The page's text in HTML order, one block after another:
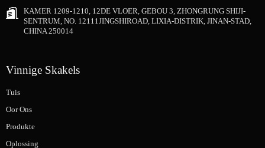
KAMER 1209-1210, 12DE VLOER, GEBOU 3, ZHONGRUNG SHIJI-
SENTRUM, NO. 12111JINGSHIROAD, LIXIA-DISTRIK, JINAN-STAD,
CHINA 250014
Vinnige Skakels
Tuis
Oor Ons
Produkte
Oplossing